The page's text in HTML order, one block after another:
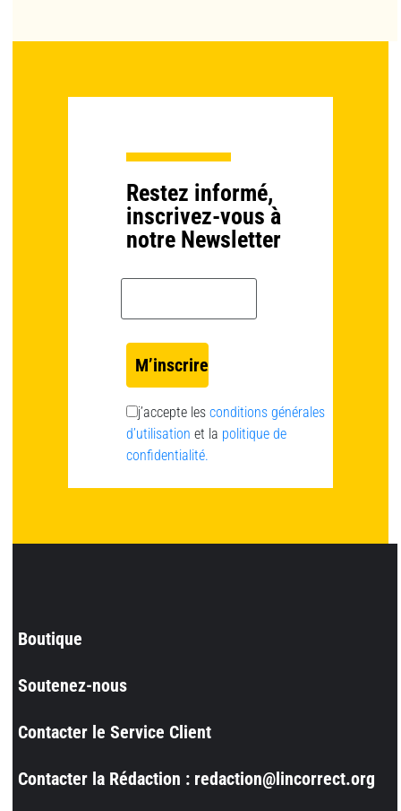
Restez informé,
inscrivez-vous à
notre Newsletter
j’accepte les conditions générales
d’utilisation et la politique de
confidentialité.
Boutique
Soutenez-nous
Contacter le Service Client
Contacter la Rédaction : redaction@lincorrect.org